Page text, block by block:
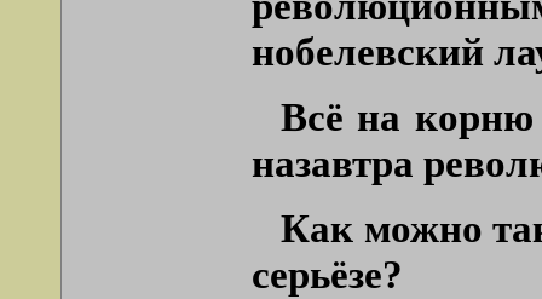
нобелевский
Всё на корню
назавтра
Как можно
серьёзе?